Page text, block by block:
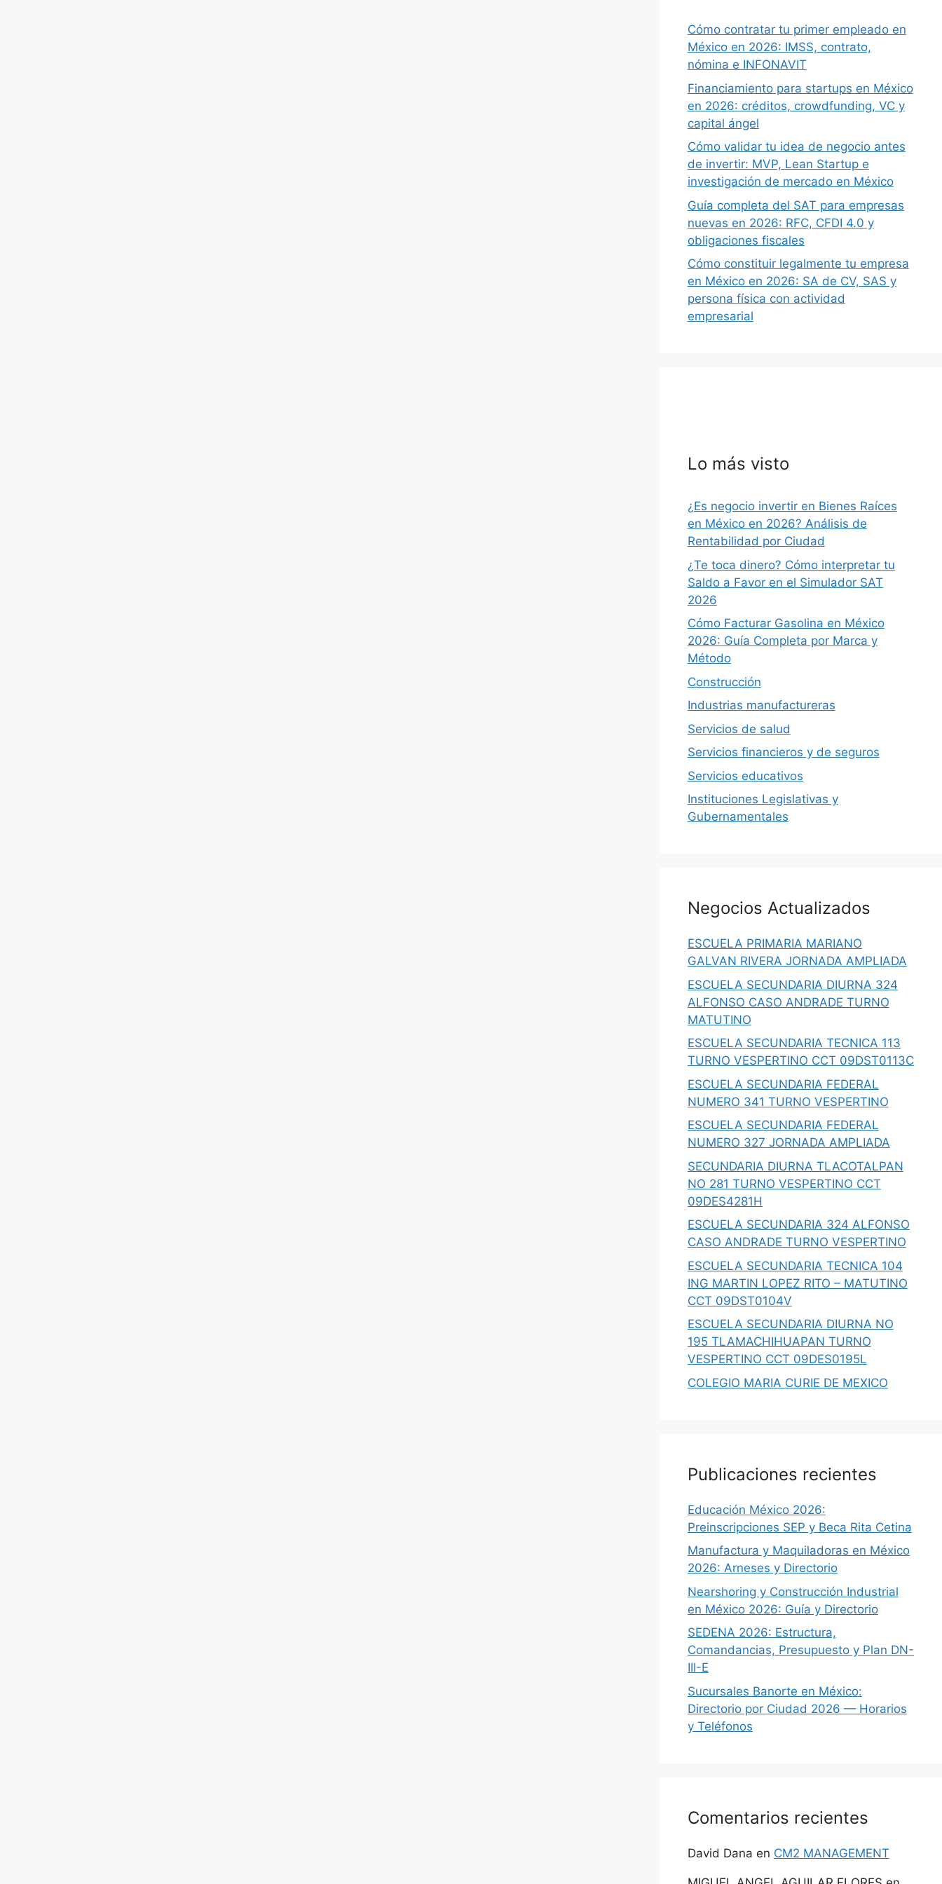
Cómo contratar tu primer empleado en
México en 2026: IMSS, contrato,
nómina e INFONAVIT
Financiamiento para startups en México
en 2026: créditos, crowdfunding, VC y
capital ángel
Cómo validar tu idea de negocio antes
de invertir: MVP, Lean Startup e
investigación de mercado en México
Guía completa del SAT para empresas
nuevas en 2026: RFC, CFDI 4.0 y
obligaciones fiscales
Cómo constituir legalmente tu empresa
en México en 2026: SA de CV, SAS y
persona física con actividad
empresarial
Lo más visto
¿Es negocio invertir en Bienes Raíces
en México en 2026? Análisis de
Rentabilidad por Ciudad
¿Te toca dinero? Cómo interpretar tu
Saldo a Favor en el Simulador SAT
2026
Cómo Facturar Gasolina en México
2026: Guía Completa por Marca y
Método
Construcción
Industrias manufactureras
Servicios de salud
Servicios financieros y de seguros
Servicios educativos
Instituciones Legislativas y
Gubernamentales
Negocios Actualizados
ESCUELA PRIMARIA MARIANO
GALVAN RIVERA JORNADA AMPLIADA
ESCUELA SECUNDARIA DIURNA 324
ALFONSO CASO ANDRADE TURNO
MATUTINO
ESCUELA SECUNDARIA TECNICA 113
TURNO VESPERTINO CCT 09DST0113C
ESCUELA SECUNDARIA FEDERAL
NUMERO 341 TURNO VESPERTINO
ESCUELA SECUNDARIA FEDERAL
NUMERO 327 JORNADA AMPLIADA
SECUNDARIA DIURNA TLACOTALPAN
NO 281 TURNO VESPERTINO CCT
09DES4281H
ESCUELA SECUNDARIA 324 ALFONSO
CASO ANDRADE TURNO VESPERTINO
ESCUELA SECUNDARIA TECNICA 104
ING MARTIN LOPEZ RITO – MATUTINO
CCT 09DST0104V
ESCUELA SECUNDARIA DIURNA NO
195 TLAMACHIHUAPAN TURNO
VESPERTINO CCT 09DES0195L
COLEGIO MARIA CURIE DE MEXICO
Publicaciones recientes
Educación México 2026:
Preinscripciones SEP y Beca Rita Cetina
Manufactura y Maquiladoras en México
2026: Arneses y Directorio
Nearshoring y Construcción Industrial
en México 2026: Guía y Directorio
SEDENA 2026: Estructura,
Comandancias, Presupuesto y Plan DN-
III-E
Sucursales Banorte en México:
Directorio por Ciudad 2026 — Horarios
y Teléfonos
Comentarios recientes
David Dana en CM2 MANAGEMENT